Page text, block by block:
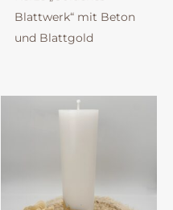
Blattwerk“ mit Beton
und Blattgold